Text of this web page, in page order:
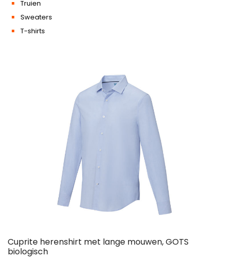
Truien
Sweaters
T-shirts
Cuprite herenshirt met lange mouwen, GOTS
biologisch